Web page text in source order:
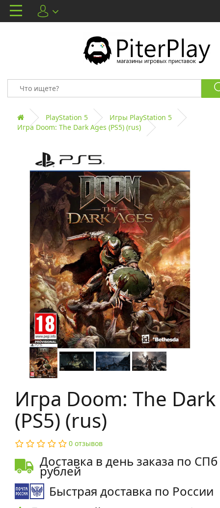
PlayStation 5
Игры PlayStation 5
Игра Doom: The Dark Ages (PS5) (rus)
Игра Doom: The
(PS5) (rus)
0 отзывов
Доставка в день заказа по
рублей
Быстрая доставка по России